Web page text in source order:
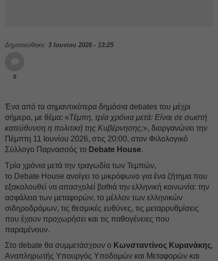
Δημοσιεύθηκε: 3 Ιουνίου 2026 - 13:25
0
Ένα από τα σημαντικότερα δημόσια debates του μέχρι
σήμερα, με θέμα: «Τέμπη, τρία χρόνια μετά: Είναι σε σωστή
κατεύθυνση η πολιτική της Κυβέρνησης;», διοργανώνει την
Πέμπτη 11 Ιουνίου 2026, στις 20:00, στον Φιλολογικό
Σύλλογο Παρνασσός το Debate House.
Τρία χρόνια μετά την τραγωδία των Τεμπών,
το Debate House ανοίγει το μικρόφωνο για ένα ζήτημα που
εξακολουθεί να απασχολεί βαθιά την ελληνική κοινωνία: την
ασφάλεια των μεταφορών, το μέλλον των ελληνικών
σιδηροδρόμων, τις θεσμικές ευθύνες, τις μεταρρυθμίσεις
που έχουν προχωρήσει και τις παθογένειες που
παραμένουν.
Στο debate θα συμμετάσχουν ο Κωνσταντίνος Κυρανάκης,
Αναπληρωτής Υπουργός Υποδομών και Μεταφορών και